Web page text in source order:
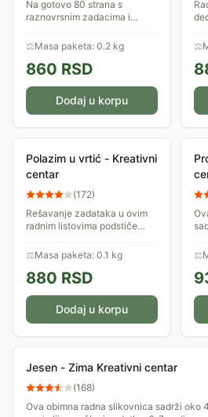
Na gotovo 80 strana s
raznovrsnim zadacima i
zanimljive i korisne kreativne
igre koje će doprineti razvoju
dece u oblasti...
⚖Masa paketa: 0.2 kg
860 RSD
Dodaj u korpu
⚖
Polazim u vrtić - Kreativni
centar
(172)
Rešavanje zadataka u ovim
radnim listovima podstiče
godine na raznovrsne
aktivnosti: da opažaju,
uočavaju sličnosti i razlike,...
⚖Masa paketa: 0.1 kg
880 RSD
Dodaj u korpu
⚖
Jesen - Zima Kreativni centar
(168)
Ova obimna radna slikovnica sadrži oko